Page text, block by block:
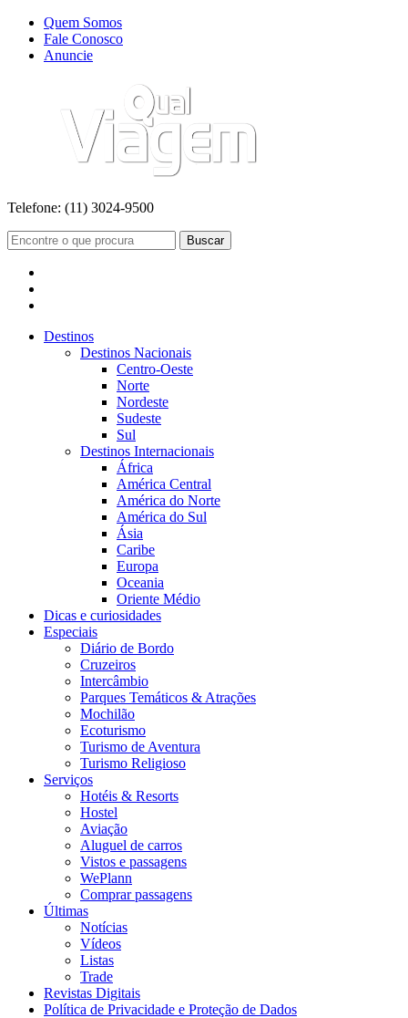
Quem Somos
Fale Conosco
Anuncie
Telefone: (11) 3024-9500
Buscar
Destinos
Destinos Nacionais
Centro-Oeste
Norte
Nordeste
Sudeste
Sul
Destinos Internacionais
África
América Central
América do Norte
América do Sul
Ásia
Caribe
Europa
Oceania
Oriente Médio
Dicas e curiosidades
Especiais
Diário de Bordo
Cruzeiros
Intercâmbio
Parques Temáticos & Atrações
Mochilão
Ecoturismo
Turismo de Aventura
Turismo Religioso
Serviços
Hotéis & Resorts
Hostel
Aviação
Aluguel de carros
Vistos e passagens
WePlann
Comprar passagens
Últimas
Notícias
Vídeos
Listas
Trade
Revistas Digitais
Política de Privacidade e Proteção de Dados